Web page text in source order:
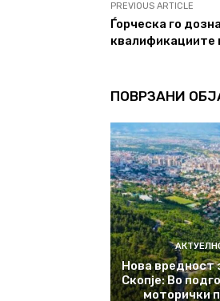
PREVIOUS ARTICLE
Ѓорческа го
квалификациите
ПОВРЗАНИ
Нова вредност
Скопје: Во
моторички